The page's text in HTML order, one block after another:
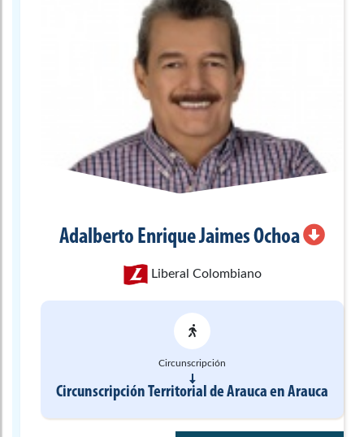
Adalberto EnriqueJaimes Ochoa
Liberal Colombiano
Circunscripción
Circunscripción Territorial de AraucaenArauca